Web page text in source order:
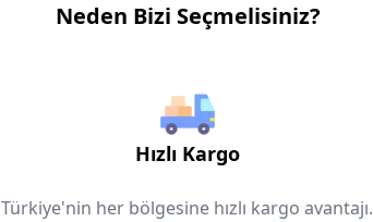
Neden Bizi Seçmelisiniz?
Hızlı Kargo
Türkiye'nin her bölgesine hızlı kargo avantajı.